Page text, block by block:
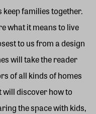
keep families together.
what it means to live
to us from a design
will take the reader
of all kinds of homes
will discover how to
the space with kids,